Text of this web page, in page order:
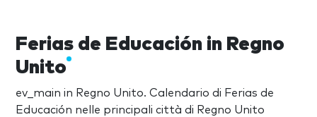
Ferias de Educación in Regno
Unito
ev_main in Regno Unito. Calendario di Ferias de
Educación nelle principali città di Regno Unito